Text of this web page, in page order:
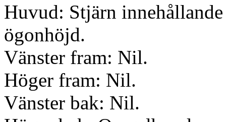
Huvud: Stjärn
ögonhöjd.
Vänster fram: Nil.
Höger fram: Nil.
Vänster bak: Nil.